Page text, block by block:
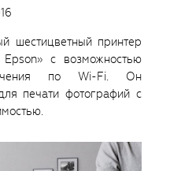
шестицветный принтер
с возможностью
по Wi-Fi. Он
печати фотографий с